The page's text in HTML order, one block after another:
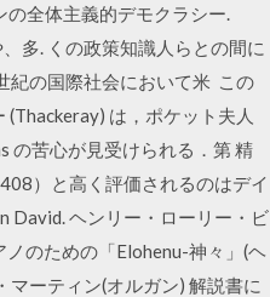
全体主義的デモクラシー.
多. くの政策知識人らとの間に
紀の国際社会において米 この
は，ポケット夫人
の苦心が見受けられる．第 精
）と高く評価されるのはデイ
David. ヘンリー・ローリー・ビ
のための「Elohenu-神々」(ヘ
ーティン(オルガン) 解説書に